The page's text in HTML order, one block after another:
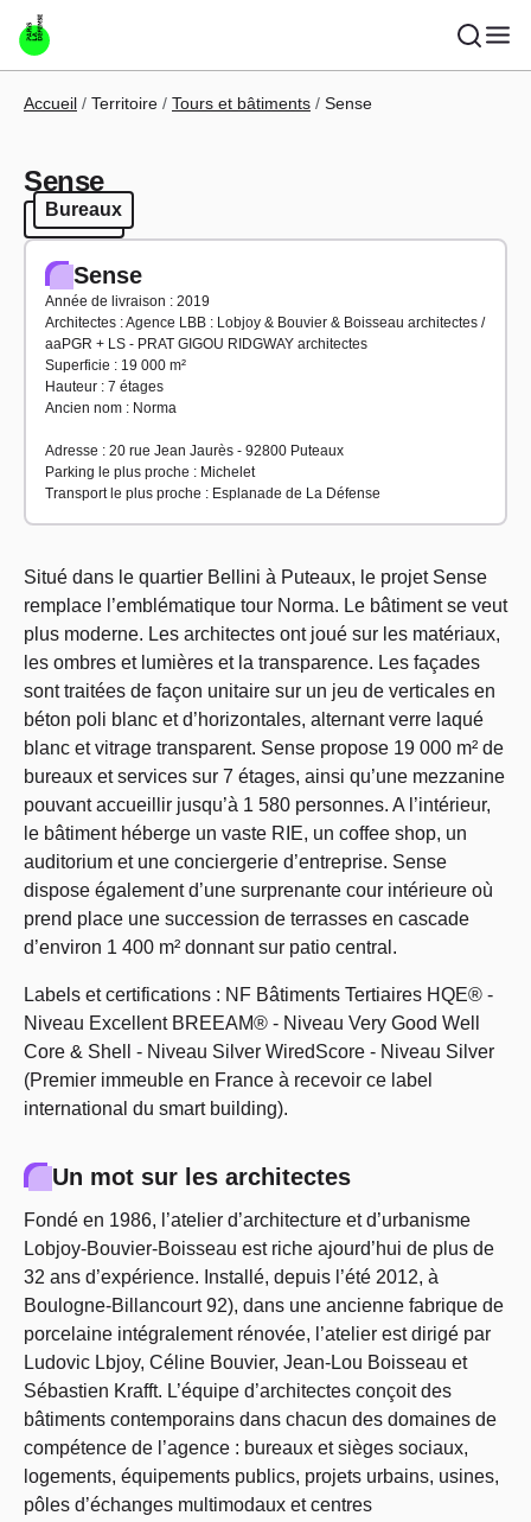
Aller au contenu principal
Fil d'Ariane
Accueil Territoire Tours et bâtiments Sense
Sense
Bureaux
Bureaux
Sense
Année de livraison : 2019
Architectes : Agence LBB : Lobjoy & Bouvier & Boisseau architectes /
aaPGR + LS - PRAT GIGOU RIDGWAY architectes
Superficie : 19 000 m²
Hauteur : 7 étages
Ancien nom : Norma
Adresse : 20 rue Jean Jaurès - 92800 Puteaux
Parking le plus proche : Michelet
Transport le plus proche : Esplanade de La Défense
Situé dans le quartier Bellini à Puteaux, le projet Sense
remplace l’emblématique tour Norma. Le bâtiment se veut
plus moderne. Les architectes ont joué sur les matériaux,
les ombres et lumières et la transparence. Les façades
sont traitées de façon unitaire sur un jeu de verticales en
béton poli blanc et d’horizontales, alternant verre laqué
blanc et vitrage transparent. Sense propose 19 000 m² de
bureaux et services sur 7 étages, ainsi qu’une mezzanine
pouvant accueillir jusqu’à 1 580 personnes. A l’intérieur,
le bâtiment héberge un vaste RIE, un coffee shop, un
auditorium et une conciergerie d’entreprise. Sense
dispose également d’une surprenante cour intérieure où
prend place une succession de terrasses en cascade
d’environ 1 400 m² donnant sur patio central.
Labels et certifications : NF Bâtiments Tertiaires HQE® -
Niveau Excellent BREEAM® - Niveau Very Good Well
Core & Shell - Niveau Silver WiredScore - Niveau Silver
(Premier immeuble en France à recevoir ce label
international du smart building).
Un mot sur les architectes
Fondé en 1986, l’atelier d’architecture et d’urbanisme
Lobjoy-Bouvier-Boisseau est riche ajourd’hui de plus de
32 ans d’expérience. Installé, depuis l’été 2012, à
Boulogne-Billancourt 92), dans une ancienne fabrique de
porcelaine intégralement rénovée, l’atelier est dirigé par
Ludovic Lbjoy, Céline Bouvier, Jean-Lou Boisseau et
Sébastien Krafft. L’équipe d’architectes conçoit des
bâtiments contemporains dans chacun des domaines de
compétence de l’agence : bureaux et sièges sociaux,
logements, équipements publics, projets urbains, usines,
pôles d’échanges multimodaux et centres